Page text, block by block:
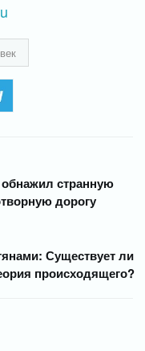
странную
дорогу
Существует ли
происходящего?